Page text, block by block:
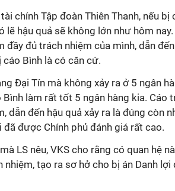
chính Tập đoàn Thiên Thanh, nếu bị
lẽ hậu quả sẽ không lớn như hôm
đầy đủ trách nhiệm của mình, dẫn
Bình là có căn cứ.
Đại Tín mà không xảy ra ở 5 ngân
Bình làm rất tốt 5 ngân hàng kia. Cáo
dẫn đến hậu quả xảy ra là đúng còn
đã được Chính phủ đánh giá rất cao.
LS nêu, VKS cho rằng có quan hệ
nhiệm, tạo ra sơ hở cho bị án Danh